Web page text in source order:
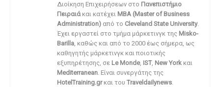
Διοίκηση Επιχειρήσεων στο Πανεπιστήμιο
Πειραιάκαι κατέχει MBA (Master of Business
Administration) από το Cleveland State University.
Έχει εργαστεί στο τμήμα μάρκετινγκ της Misko-
Barilla, καθώς και από το 2000 έως σήμερα, ως
καθηγητής μάρκετινγκ και ποιοτικής
εξυπηρέτησης, σε Le Monde, IST, New York και
Mediterranean. Είναι συνεργάτης της
HotelTraining.grκαι του Traveldailynews.